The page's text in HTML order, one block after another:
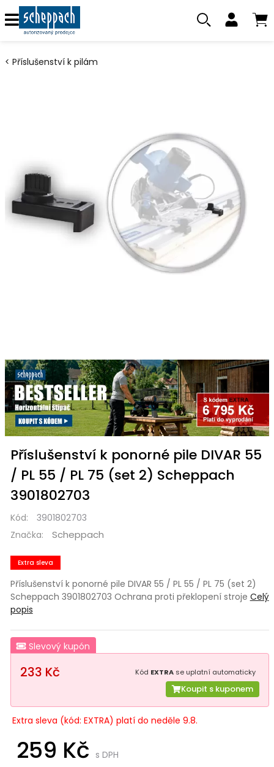
Příslušenství k pilám
Příslušenství k ponorné pile DIVAR 55
/ PL 55 / PL 75 (set 2) Scheppach
3901802703
Kód:
3901802703
Značka:
Scheppach
Extra sleva
Příslušenství k ponorné pile DIVAR 55 / PL 55 / PL 75 (set 2)
Scheppach 3901802703 Ochrana proti překlopení stroje Celý
popis
Slevový kupón
233 Kč Kód EXTRA se uplatní automaticky
Koupit s kuponem
Extra sleva (kód: EXTRA) platí do neděle 9.8.
259 Kč s DPH